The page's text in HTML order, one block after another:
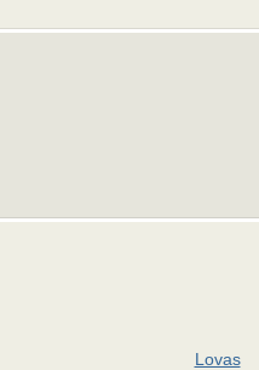
Lovas